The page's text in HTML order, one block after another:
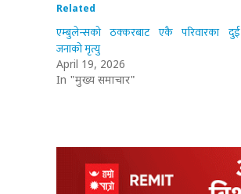
Related
एम्बुलेन्सको ठक्करबाट एकै परिवारका दुई
जनाको मृत्यु
April 19, 2026
In "मुख्य समाचार"